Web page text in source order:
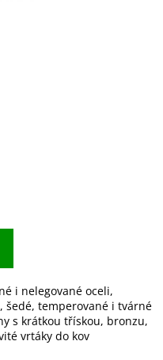
i nelegované oceli,
šedé, temperované i tvárné
s krátkou třískou, bronzu,
vrtáky do kov